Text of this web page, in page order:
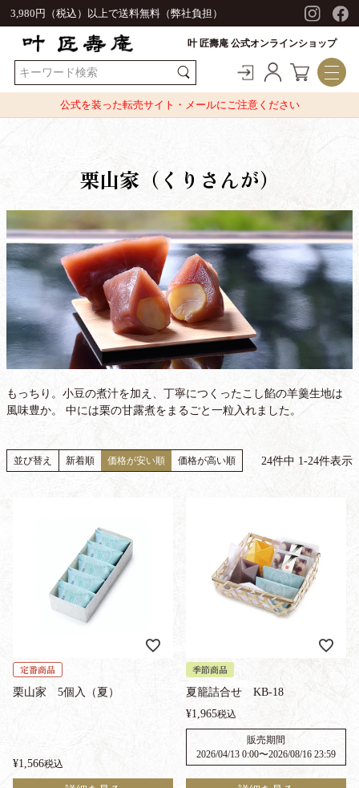
3,980円（税込）以上で送料無料（弊社負担）
叶 匠壽庵 公式オンラインショップ
公式を装った転売サイト・メールにご注意ください
栗山家（くりさんが）
もっちり。小豆の煮汁を加え、丁寧につくったこし餡の羊羹生地は
風味豊か。 中には栗の甘露煮をまるごと一粒入れました。
並び替え 新着順 価格が安い順 価格が高い順 24件中 1-24件表示
定番商品
栗山家 5個入（夏）
¥1,566税込
季節商品
夏籠詰合せ KB-18
¥1,965税込
販売期間
2026/04/13 0:00〜2026/08/16 23:59